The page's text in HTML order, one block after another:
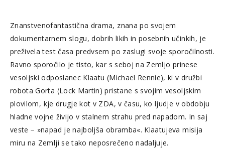
Znanstvenofantastična drama, znana po svojem
dokumentarnem slogu, dobrih likih in posebnih učinkih, je
preživela test časa predvsem po zaslugi svoje sporočilnosti.
Ravno sporočilo je tisto, kar s seboj na Zemljo prinese
vesoljski odposlanec Klaatu (Michael Rennie), ki v družbi
robota Gorta (Lock Martin) pristane s svojim vesoljskim
plovilom, kje drugje kot v ZDA, v času, ko ljudje v obdobju
hladne vojne živijo v stalnem strahu pred napadom. In saj
veste − »napad je najboljša obramba«. Klaatujeva misija
miru na Zemlji se tako neposrečeno nadaljuje.